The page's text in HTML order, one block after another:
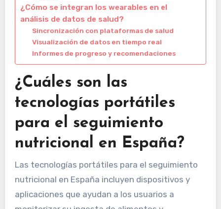
¿Cómo se integran los wearables en el
análisis de datos de salud?
Sincronización con plataformas de salud
Visualización de datos en tiempo real
Informes de progreso y recomendaciones
¿Cuáles son las
tecnologías portátiles
para el seguimiento
nutricional en España?
Las tecnologías portátiles para el seguimiento
nutricional en España incluyen dispositivos y
aplicaciones que ayudan a los usuarios a